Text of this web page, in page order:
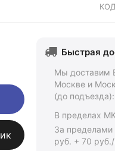
Быстрая
Мы доставим
Москве и
(до подъезда):
В пределах
За
руб. + 70